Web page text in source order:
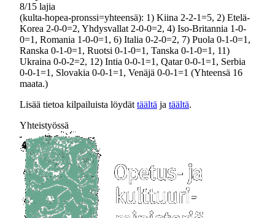
8/15 lajia
(kulta-hopea-pronssi=yhteensä): 1) Kiina 2-2-1=5, 2) Etelä-
Korea 2-0-0=2, Yhdysvallat 2-0-0=2, 4) Iso-Britannia 1-0-
0=1, Romania 1-0-0=1, 6) Italia 0-2-0=2, 7) Puola 0-1-0=1,
Ranska 0-1-0=1, Ruotsi 0-1-0=1, Tanska 0-1-0=1, 11)
Ukraina 0-0-2=2, 12) Intia 0-0-1=1, Qatar 0-0-1=1, Serbia
0-0-1=1, Slovakia 0-0-1=1, Venäjä 0-0-1=1 (Yhteensä 16
maata.)
Lisää tietoa kilpailuista löydät täältä ja täältä.
Yhteistyössä